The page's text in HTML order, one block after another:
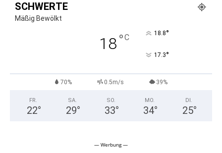
SCHWERTE
Mäßig Bewölkt
18°C 18.8°
17.3°
70% 0.5m/s 39%
FR.
22°
SA.
29°
SO.
33°
MO.
34°
DI.
25°
— Werbung —